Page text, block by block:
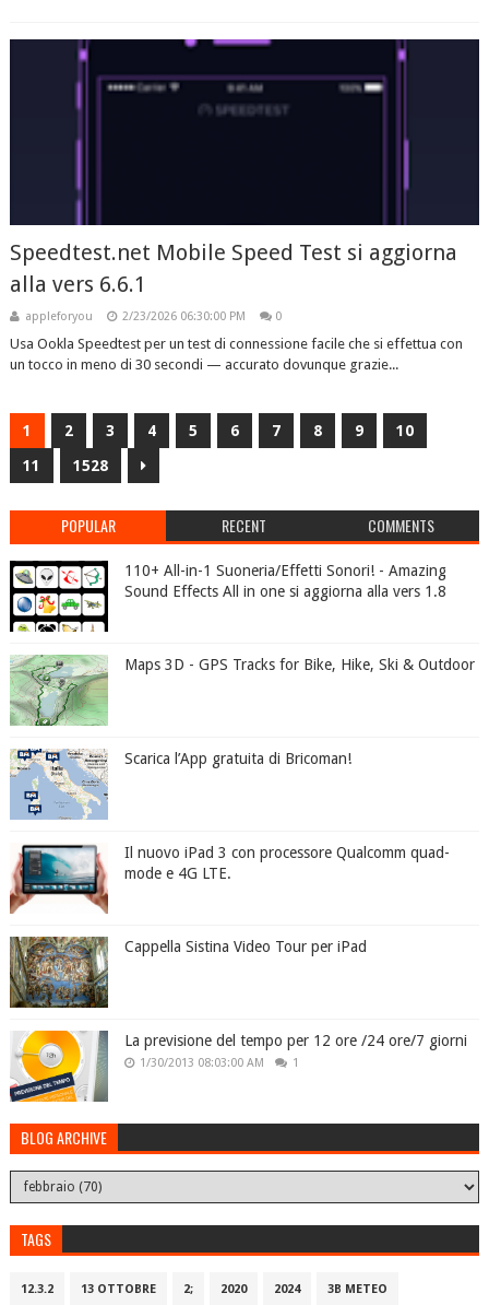
Speedtest.net Mobile Speed Test si aggiorna
alla vers 6.6.1
appleforyou 2/23/2026 06:30:00 PM 0
Usa Ookla Speedtest per un test di connessione facile che si effettua con
un tocco in meno di 30 secondi — accurato dovunque grazie...
1 2 3 4 5 6 7 8 9
10
11
1528
POPULAR RECENT COMMENTS
110+ All-in-1 Suoneria/Effetti Sonori! - Amazing
Sound Effects All in one si aggiorna alla vers 1.8
Maps 3D - GPS Tracks for Bike, Hike, Ski & Outdoor
Scarica l’App gratuita di Bricoman!
Il nuovo iPad 3 con processore Qualcomm quad-
mode e 4G LTE.
Cappella Sistina Video Tour per iPad
La previsione del tempo per 12 ore /24 ore/7 giorni
1/30/2013 08:03:00 AM 1
BLOG ARCHIVE
TAGS
12.3.2 13 OTTOBRE 2; 2020 2024 3B METEO